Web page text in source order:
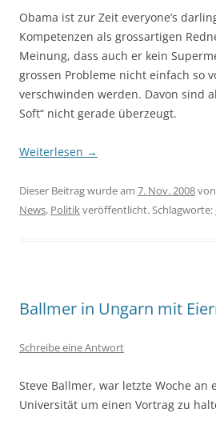
Obama ist zur Zeit everyone’s
Kompetenzen als grossartigen
Meinung, dass auch er kein
grossen Probleme nicht einfach so
verschwinden werden. Davon sind
Soft“ nicht gerade überzeugt.
Weiterlesen →
Dieser Beitrag wurde am 7. Nov. 2008von
News, Politikveröffentlicht. Schlagworte:
Ballmer in Ungarn mit
Schreibe eine Antwort
Steve Ballmer, war letzte Woche an
Universität um einen Vortrag zu